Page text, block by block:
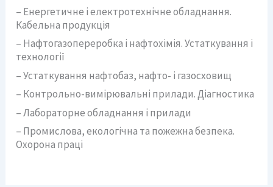
– Енергетичне і електротехнічне обладнання.
Кабельна продукція
– Нафтогазопереробка і нафтохімія. Устаткування і
технології
– Устаткування нафтобаз, нафто- і газосховищ
– Контрольно-вимірювальні прилади. Діагностика
– Лабораторне обладнання і прилади
– Промислова, екологічна та пожежна безпека.
Охорона праці